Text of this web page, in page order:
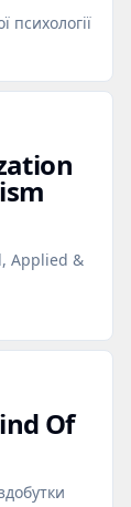
психології
Applied &
Of